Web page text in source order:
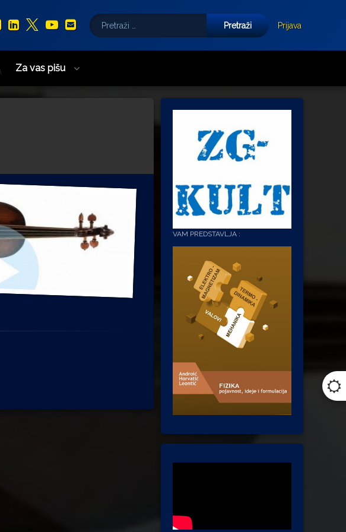
Facebook
LinkedIn
X.com
YouTube
E-mail
Pretraži:
Prijava
Za vas pišu
VAM PREDSTAVLJA :